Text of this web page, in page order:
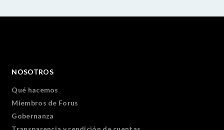
NOSOTROS
Qué hacemos
Miembros de Forus
Gobernanza